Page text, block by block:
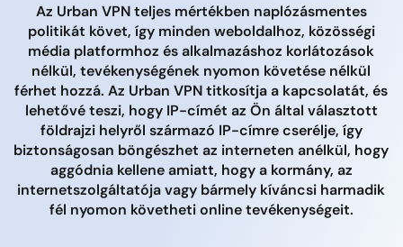
Az Urban VPN teljes mértékben naplózásmentes
politikát követ, így minden weboldalhoz, közösségi
média platformhoz és alkalmazáshoz korlátozások
nélkül, tevékenységének nyomon követése nélkül
férhet hozzá. Az Urban VPN titkosítja a kapcsolatát, és
lehetővé teszi, hogy IP-címét az Ön által választott
földrajzi helyről származó IP-címre cserélje, így
biztonságosan böngészhet az interneten anélkül, hogy
aggódnia kellene amiatt, hogy a kormány, az
internetszolgáltatója vagy bármely kíváncsi harmadik
fél nyomon követheti online tevékenységeit.